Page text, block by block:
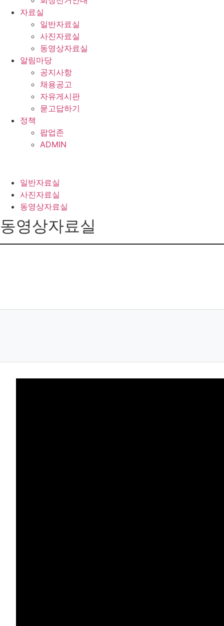
자료실
일반자료실
사진자료실
동영상자료실
알림마당
공지사항
채용공고
자유게시판
묻고답하기
정책
팝업존
ADMIN
일반자료실
사진자료실
동영상자료실
동영상자료실